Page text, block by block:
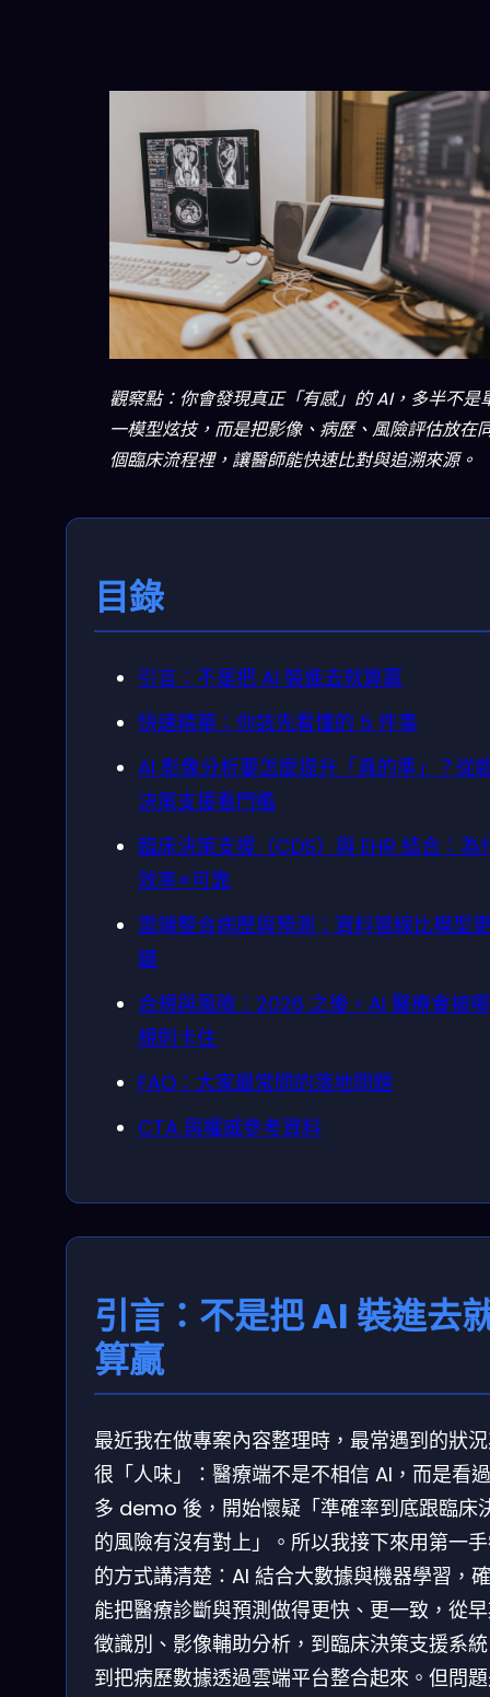
觀察點：你會發現真正「有感」的 AI，多半不是
一模型炫技，而是把影像、病歷、風險評估放在
個臨床流程裡，讓醫師能快速比對與追溯來源。
目錄
引言：不是把 AI 裝進去就算贏
快速精華：你該先看懂的 5 件事
AI 影像分析要怎麼提升「真的準」？從
決策支援看門檻
臨床決策支援（CDS）與 EHR 結合：為
效率≠可靠
雲端整合病歷與預測：資料管線比模型
鍵
合規與風險：2026 之後，AI 醫療會被
規則卡住
FAQ：大家最常問的落地問題
CTA 與權威參考資料
引言：不是把 AI 裝進去
算贏
最近我在做專案內容整理時，最常遇到的狀
很「人味」：醫療端不是不相信 AI，而是看
多 demo 後，開始懷疑「準確率到底跟臨床
的風險有沒有對上」。所以我接下來用第一
的方式講清楚：AI 結合大數據與機器學習，
能把醫療診斷與預測做得更快、更一致，從
徵識別、影像輔助分析，到臨床決策支援系
到把病歷數據透過雲端平台整合起來。但問